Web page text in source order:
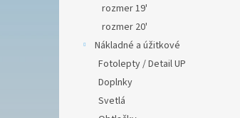
rozmer 19'
rozmer 20'
Nákladné a úžitkové
Fotolepty / Detail UP
Doplnky
Svetlá